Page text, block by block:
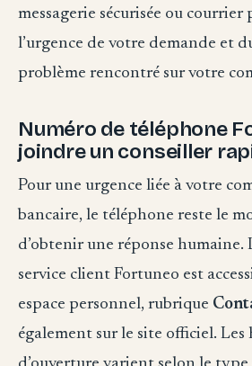
messagerie sécurisée ou
l’urgence de votre demande et
problème rencontré sur votre
Numéro de téléphone
joindre un conseiller
Pour une urgence liée à votre
bancaire, le téléphone reste le
d’obtenir une réponse humaine.
service client Fortuneo est
espace personnel, rubrique
également sur le site officiel. Les